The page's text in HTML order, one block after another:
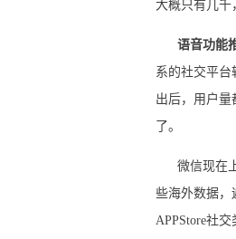
大概只有几千
语音功能
系的社交平台
出后，用户量
了。
微信现在上
些海外数据，
APPStore社交